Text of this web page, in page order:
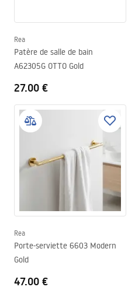
Rea
Patère de salle de bain
A62305G OTTO Gold
27.00 €
Rea
Porte-serviette 6603 Modern
Gold
47.00 €